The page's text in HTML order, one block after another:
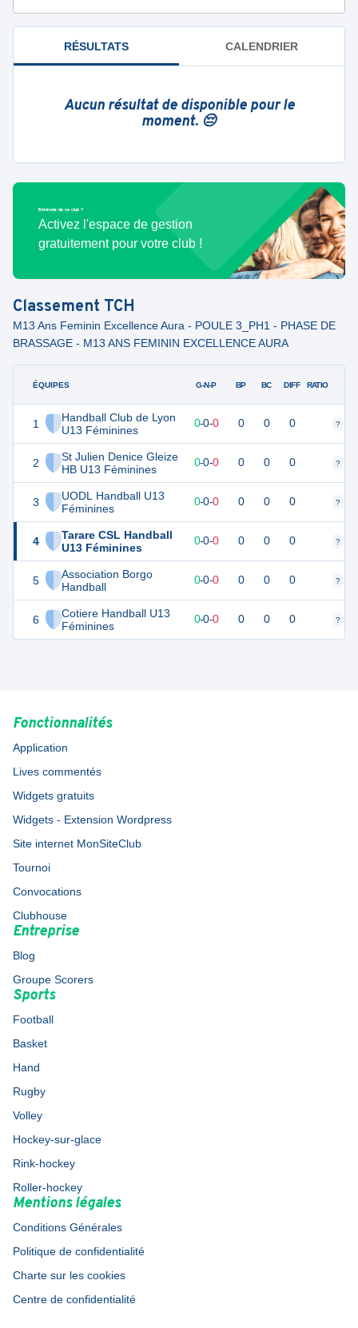
RÉSULTATS CALENDRIER
Aucun résultat de disponible pour le
moment. 😔
Bénévole de ce club ?
Activez l'espace de gestion
gratuitement pour votre club !
Classement TCH
M13 Ans Feminin Excellence Aura - POULE 3_PH1 - PHASE DE
BRASSAGE - M13 ANS FEMININ EXCELLENCE AURA
ÉQUIPES
1
Handball Club de Lyon
U13 Féminines
2
St Julien Denice Gleize
HB U13 Féminines
3
UODL Handball U13
Féminines
4
Tarare CSL Handball
U13 Féminines
5
Association Borgo
Handball
6
Cotiere Handball U13
Féminines
G-N-P BP BC DIFF RATIO
0 0 0-0-0 0 0 0 ?
0 0 0-0-0 0 0 0 ?
0 0-0-0 0 0 0 ?
0 0 0-0-0 0 0 0 ?
0 0-0-0 0 0 0 ?
0 0 0-0-0 0 0 0 ?
Fonctionnalités
Application
Lives commentés
Widgets gratuits
Widgets - Extension Wordpress
Site internet MonSiteClub
Tournoi
Convocations
Clubhouse
Entreprise
Blog
Groupe Scorers
Sports
Football
Basket
Hand
Rugby
Volley
Hockey-sur-glace
Rink-hockey
Roller-hockey
Mentions légales
Conditions Générales
Politique de confidentialité
Charte sur les cookies
Centre de confidentialité